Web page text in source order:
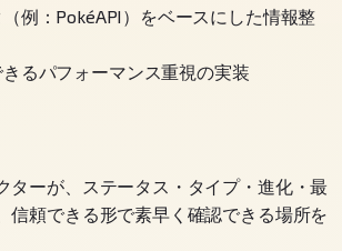
例：PokéAPI）をベースにした情報整
るパフォーマンス重視の実装
ターが、ステータス・タイプ・進化・最
信頼できる形で素早く確認できる場所を